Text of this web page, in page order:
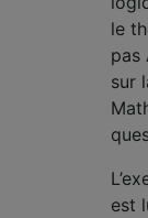
le
pas
sur
est